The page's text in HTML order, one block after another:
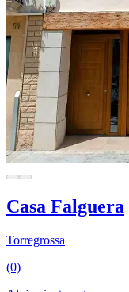
Casa Falguera
Torregrossa
(0)